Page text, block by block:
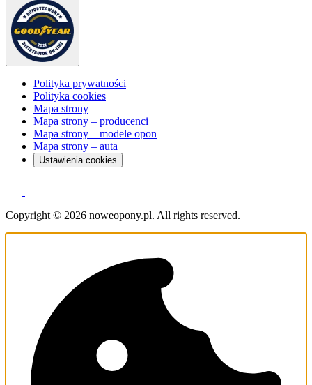
Polityka prywatności
Polityka cookies
Mapa strony
Mapa strony – producenci
Mapa strony – modele opon
Mapa strony – auta
Ustawienia cookies
Copyright © 2026 noweopony.pl. All rights reserved.